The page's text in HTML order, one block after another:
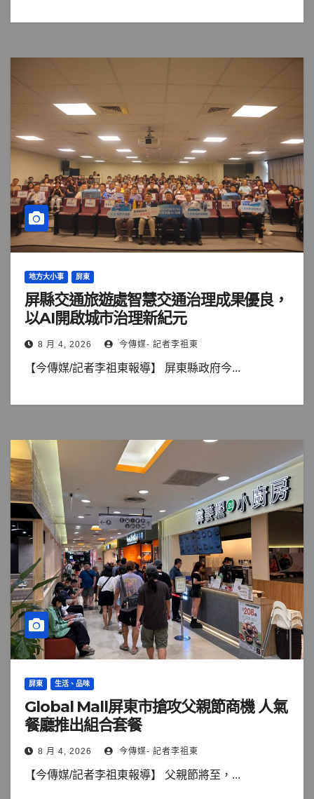
地方大小事 屏東
屏縣交通旅遊處智慧交通治理成果優良，
以AI開啟城市治理新紀元
8 月 4, 2026 今傳媒- 記者李祖東
【今傳媒/記者李祖東報導】 屏東縣政府今...
屏東 生活、品味
Global Mall屏東市搶攻父親節商機 人氣
餐廳推出組合套餐
8 月 4, 2026 今傳媒- 記者李祖東
【今傳媒/記者李祖東報導】 父親節將至，...